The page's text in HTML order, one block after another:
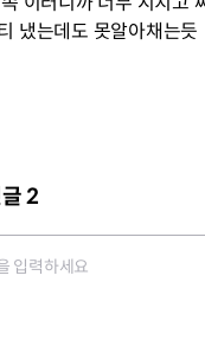
냈는데도 못알아채는듯
글2